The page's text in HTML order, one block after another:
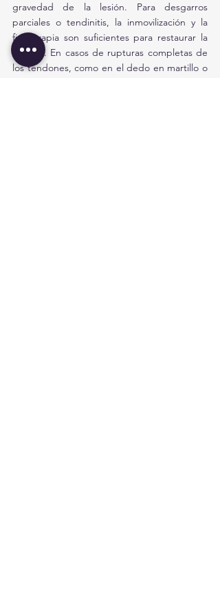
gravedad de la lesión. Para desgarros
parciales o tendinitis, la inmovilización y la
fisioterapia son suficientes para restaurar la
función. En casos de rupturas completas de
los tendones, como en el dedo en martillo o